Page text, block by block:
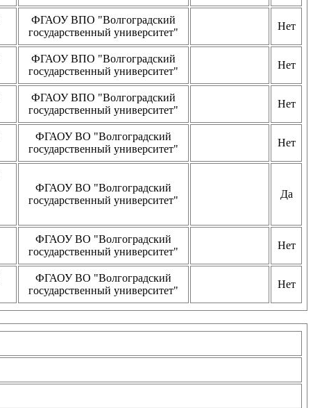
ФГАОУ ВПО "Волгоградский
государственный университет"
Нет
ФГАОУ ВПО "Волгоградский
государственный университет"
Нет
ФГАОУ ВПО "Волгоградский
государственный университет"
Нет
ФГАОУ ВО "Волгоградский
государственный университет"
Нет
ФГАОУ ВО "Волгоградский
государственный университет"
Да
ФГАОУ ВО "Волгоградский
государственный университет"
Нет
ФГАОУ ВО "Волгоградский
государственный университет"
Нет